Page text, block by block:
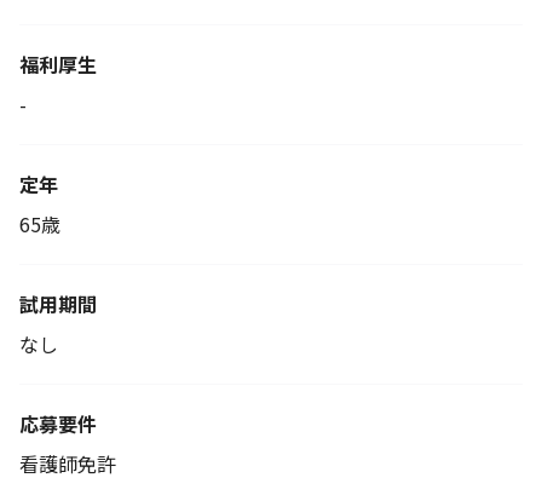
福利厚生
-
定年
65歳
試用期間
なし
応募要件
看護師免許